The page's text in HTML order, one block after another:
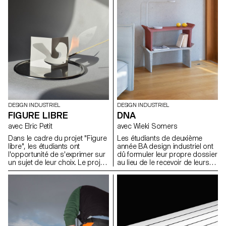
sont simples à produire et que
comportent des particularités
singulières inhérentes au
processus du moulage. Les
moules (matériaux libres) à
même titre que les objets
moulés en plâtre ont été
montré aux évaluations sous la
forme d'une exposition
collective.
DESIGN INDUSTRIEL
FIGURE LIBRE
avec Elric Petit
Dans le cadre du projet "Figure
libre", les étudiants ont
l'opportunité de s'exprimer sur
un sujet de leur choix. Le projet
encourage l'intégration de
leur mémoire, ainsi que le choix
d'un domaine correspondant à
professionnelles après leurs
études, que ce soit dans le
DESIGN INDUSTRIEL
DNA
avec Wieki Somers
Les étudiants de deuxième
année BA design industriel ont
dû formuler leur propre dossier
au lieu de le recevoir de leurs
professeurs. Pour l'introduction
leur ADN en tant que designer ?
Ils ont présenté un dossier clair
lié à leurs propres fascinations